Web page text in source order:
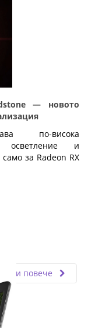
— новото
по-висока
осветление и
за Radeon RX
повече